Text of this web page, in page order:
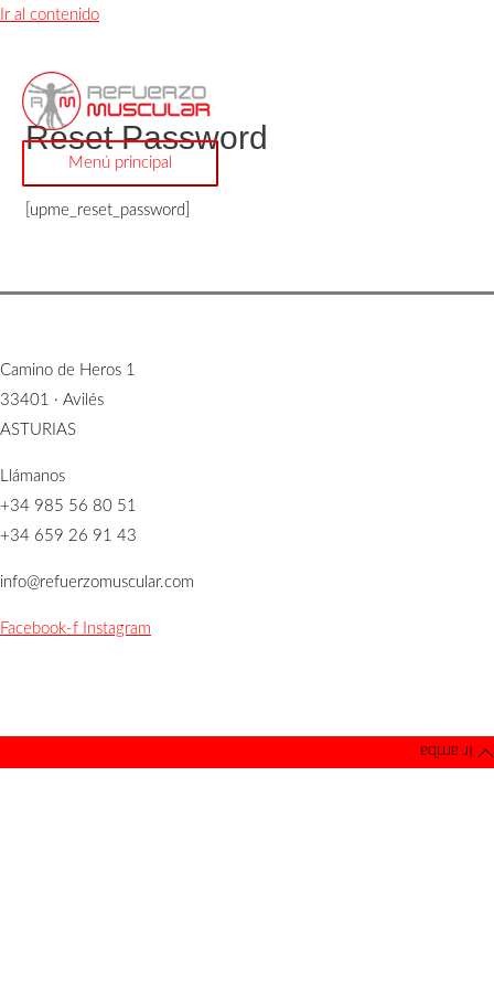
Ir al contenido
Menú principal
Reset Password
[upme_reset_password]
Camino de Heros 1
33401 · Avilés
ASTURIAS
Llámanos
+34 985 56 80 51
+34 659 26 91 43
info@refuerzomuscular.com
Facebook-f Instagram
Ir arriba